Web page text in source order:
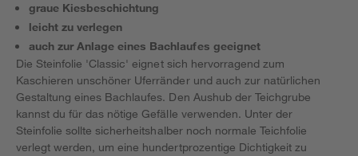
graue Kiesbeschichtung
leicht zu verlegen
auch zur Anlage eines Bachlaufes geeignet
Die Steinfolie 'Classic' eignet sich hervorragend zum
Kaschieren unschöner Uferränder und auch zur natürlichen
Gestaltung eines Bachlaufes. Den Aushub der Teichgrube
kannst du für das nötige Gefälle verwenden. Unter der
Steinfolie sollte sicherheitshalber noch normale Teichfolie
verlegt werden, um eine hundertprozentige Dichtigkeit zu